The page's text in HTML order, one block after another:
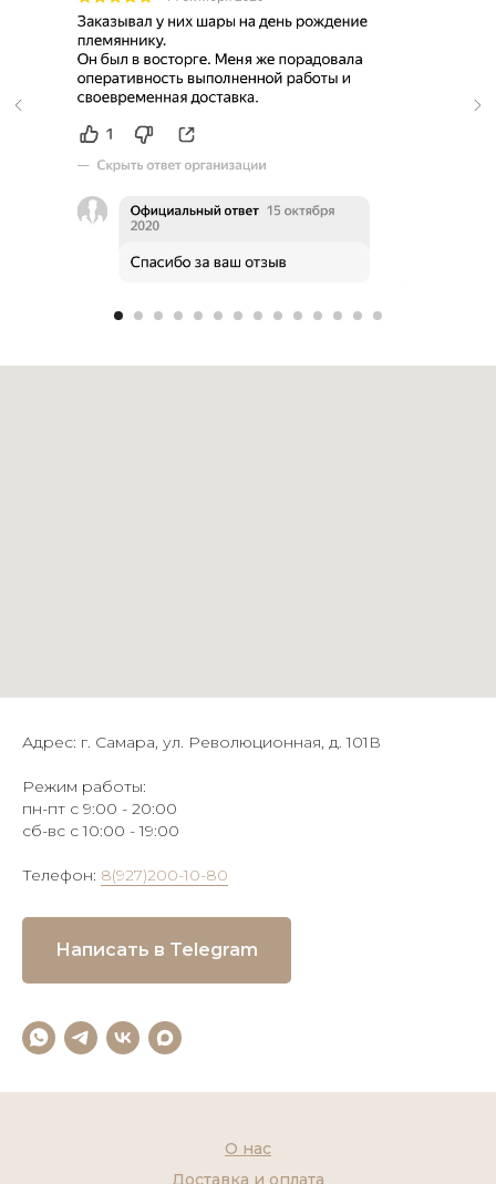
Адрес: г. Самара, ул. Революционная, д. 101В
Режим работы:
пн-пт с 9:00 - 20:00
сб-вс с 10:00 - 19:00
Телефон: 8(927)200-10-80
Написать в Telegram
О нас
Доставка и оплата